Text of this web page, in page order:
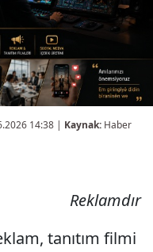
14:38 | Kaynak: Haber
Reklamdır
tanıtım filmi